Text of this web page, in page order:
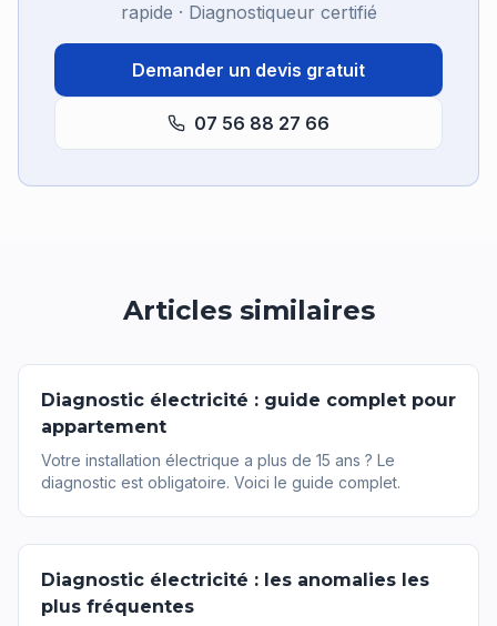
rapide · Diagnostiqueur certifié
Demander un devis gratuit
07 56 88 27 66
Articles similaires
Diagnostic électricité : guide complet pour
appartement
Votre installation électrique a plus de 15 ans ? Le
diagnostic est obligatoire. Voici le guide complet.
Diagnostic électricité : les anomalies les
plus fréquentes